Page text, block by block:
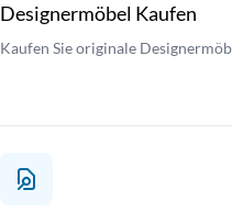
Designermöbel Kaufen
Kaufen Sie originale